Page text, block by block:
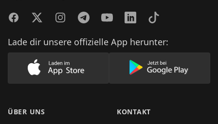
FacebookTwitterInstagramTelegramYouTubeLinkedInTikTok
Lade dir unsere offizielle App herunter:
Lade unsere App im AppStore herunter
Lade unsere
ÜBER UNS KONTAKT